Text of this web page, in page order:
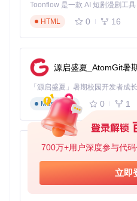
700万+用户深度参与代
立即
HTML
0 16
源启盛夏_AtomGit暑
Markdown
0 1
AionUi
TypeScript
0 6